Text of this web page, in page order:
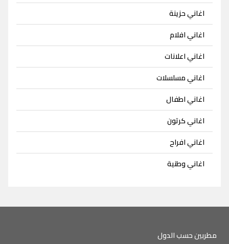
اغاني حزينة
اغاني افلام
اغاني اعلانات
اغاني مسلسلات
اغاني اطفال
اغاني كرتون
اغاني افراح
اغاني وطنية
مطربين حسب الدول